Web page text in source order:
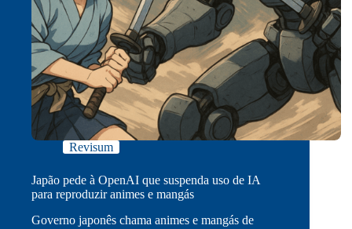
Revisum
Japão pede à OpenAI que suspenda uso de IA
para reproduzir animes e mangás
Governo japonês chama animes e mangás de